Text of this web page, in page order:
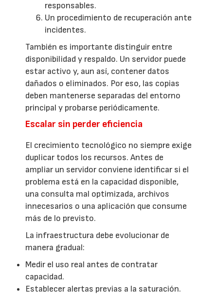
responsables.
Un procedimiento de recuperación ante
incidentes.
También es importante distinguir entre
disponibilidad y respaldo. Un servidor puede
estar activo y, aun así, contener datos
dañados o eliminados. Por eso, las copias
deben mantenerse separadas del entorno
principal y probarse periódicamente.
Escalar sin perder eficiencia
El crecimiento tecnológico no siempre exige
duplicar todos los recursos. Antes de
ampliar un servidor conviene identificar si el
problema está en la capacidad disponible,
una consulta mal optimizada, archivos
innecesarios o una aplicación que consume
más de lo previsto.
La infraestructura debe evolucionar de
manera gradual:
Medir el uso real antes de contratar
capacidad.
Establecer alertas previas a la saturación.